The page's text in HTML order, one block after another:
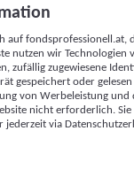
Werbeleistung
(z. B. login-
mit anderen
usw.) auf
werden, um es
oder einer Webseite
hier aufgeführten
auf
nutzen wir Technologien
zufällig zugewiesene
gespeichert oder
von Werbeleistung
nicht erforderlich.
jederzeit via